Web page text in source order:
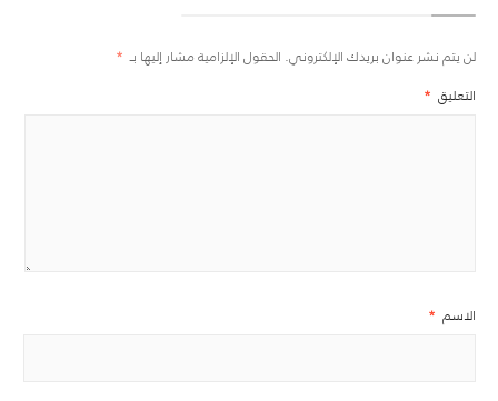
لن يتم نشر عنوان بريدك الإلكتروني. الحقول الإلزامية مشار إليها بـ *
التعليق *
الاسم *